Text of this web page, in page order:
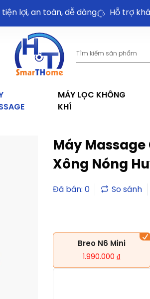
an toàn, dễ dàng Hỗ trợ khách
MÁY LỌC KHÔNG
KHÍ
Máy Massage
Xông Nóng
Đã bán: 0
Breo N6 Mini
1.990.000₫